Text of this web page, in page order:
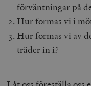
förväntningar på
Hur formas vi i
Hur formas vi av
träder in i?